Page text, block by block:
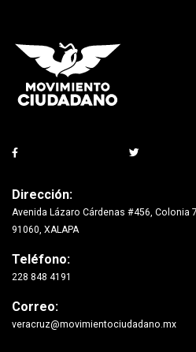
Dirección:
Avenida Lázaro Cárdenas #456, Colonia
91060, XALAPA
Teléfono:
228 848 4191
Correo:
veracruz@movimientociudadano.mx